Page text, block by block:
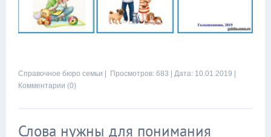
Справочное бюро семьи | Просмотров: 683 | Дата: 10.01.2019 |
Комментарии (0)
Слова нужны для понимания